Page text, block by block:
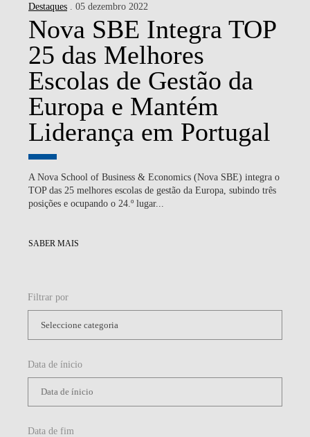
Destaques . 05 dezembro 2022
Nova SBE Integra TOP
25 das Melhores
Escolas de Gestão da
Europa e Mantém
Liderança em Portugal
A Nova School of Business & Economics (Nova SBE) integra o
TOP das 25 melhores escolas de gestão da Europa, subindo três
posições e ocupando o 24.º lugar...
SABER MAIS
Filtrar por
Data de ínicio
Data de fim